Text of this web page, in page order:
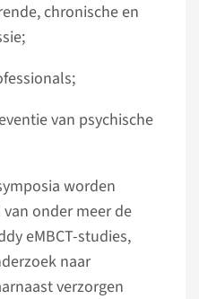
chronische en
van psychische
worden
onder meer de
eMBCT-studies,
naar
verzorgen